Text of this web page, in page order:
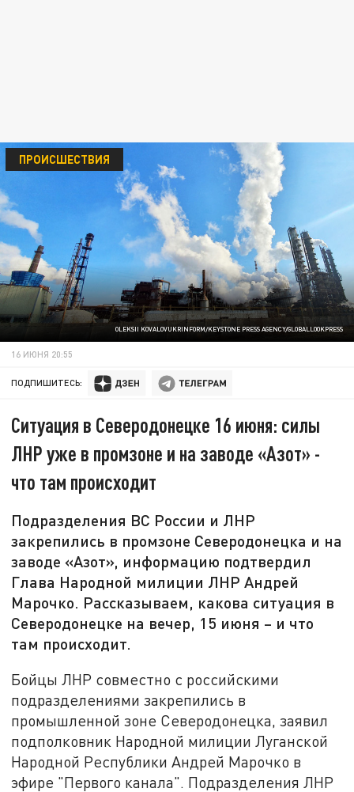
OLEKSII KOVALOVUKRINFORM/KEYSTONE PRESS AGENCY/GLOBALLOOKPRESS
ПРОИСШЕСТВИЯ
16 ИЮНЯ 20:55
ПОДПИШИТЕСЬ:
Ситуация в Северодонецке 16 июня: силы
ЛНР уже в промзоне и на заводе «Азот» -
что там происходит
Подразделения ВС России и ЛНР
закрепились в промзоне Северодонецка и на
заводе «Азот», информацию подтвердил
Глава Народной милиции ЛНР Андрей
Марочко. Рассказываем, какова ситуация в
Северодонецке на вечер, 15 июня – и что
там происходит.
Бойцы ЛНР совместно с российскими
подразделениями закрепились в
промышленной зоне Северодонецка, заявил
подполковник Народной милиции Луганской
Народной Республики Андрей Марочко в
эфире "Первого канала". Подразделения ЛНР